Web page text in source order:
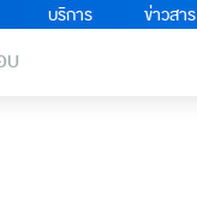
บริการ ข่าวสาร
บ